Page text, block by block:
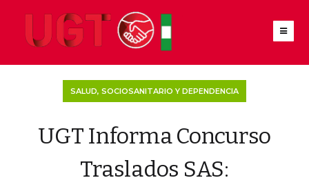
SALUD, SOCIOSANITARIO Y DEPENDENCIA
UGT Informa Concurso
Traslados SAS: